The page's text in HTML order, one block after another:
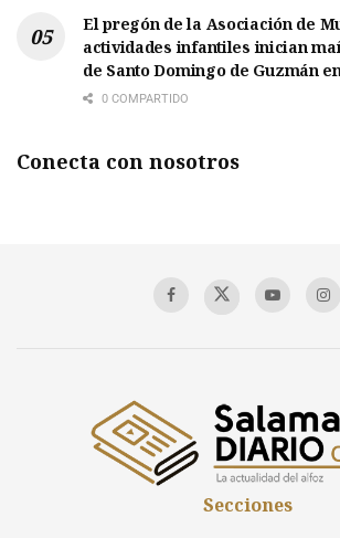
El pregón de la Asociación de
actividades infantiles inician
de Santo Domingo de Guzmán
0 COMPARTIDO
Conecta con nosotros
Secciones